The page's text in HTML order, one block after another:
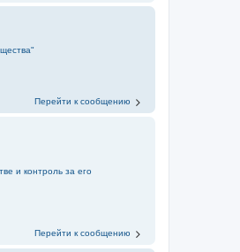
Перейти к сообщению
и контроль за его
Перейти к сообщению